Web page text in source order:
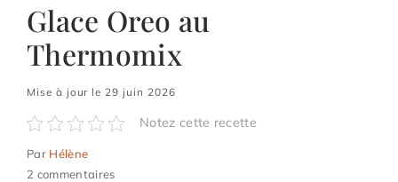
Glace Oreo au
Thermomix
Mise à jour le 29 juin 2026
Notez cette recette
Par Hélène
2 commentaires